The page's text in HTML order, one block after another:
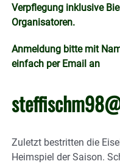
Verpflegung inklusive
Organisatoren.
Anmeldung bitte mit
einfach per Email an
Zuletzt bestritten die
Heimspiel der Saison.